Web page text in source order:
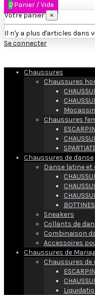
0 Panier /Vide
Votre panier
×
Il n'y a plus d'articles dans
Se connecter
Chaussures
Chaussures
Chaussures
Chaussures de danse
Danse latine et
Sneakers
Collants de
Combinaison
Accessoires
Chaussures de
Chaussures